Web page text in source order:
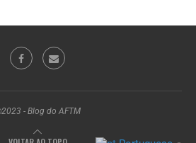
- Blog do AFTM